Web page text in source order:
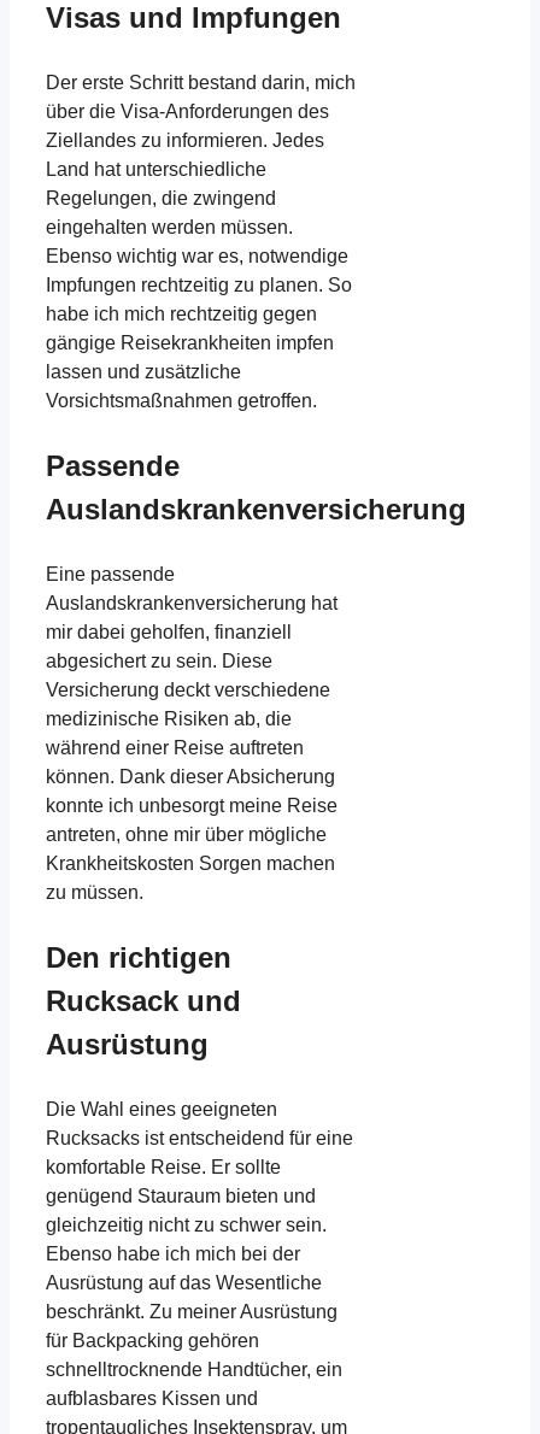
Visas und Impfungen
Der erste Schritt bestand darin, mich
über die Visa-Anforderungen des
Ziellandes zu informieren. Jedes
Land hat unterschiedliche
Regelungen, die zwingend
eingehalten werden müssen.
Ebenso wichtig war es, notwendige
Impfungen rechtzeitig zu planen. So
habe ich mich rechtzeitig gegen
gängige Reisekrankheiten impfen
lassen und zusätzliche
Vorsichtsmaßnahmen getroffen.
Passende
Auslandskrankenversicherung
Eine passende
Auslandskrankenversicherung hat
mir dabei geholfen, finanziell
abgesichert zu sein. Diese
Versicherung deckt verschiedene
medizinische Risiken ab, die
während einer Reise auftreten
können. Dank dieser Absicherung
konnte ich unbesorgt meine Reise
antreten, ohne mir über mögliche
Krankheitskosten Sorgen machen
zu müssen.
Den richtigen
Rucksack und
Ausrüstung
Die Wahl eines geeigneten
Rucksacks ist entscheidend für eine
komfortable Reise. Er sollte
genügend Stauraum bieten und
gleichzeitig nicht zu schwer sein.
Ebenso habe ich mich bei der
Ausrüstung auf das Wesentliche
beschränkt. Zu meiner Ausrüstung
für Backpacking gehören
schnelltrocknende Handtücher, ein
aufblasbares Kissen und
tropentaugliches Insektenspray, um